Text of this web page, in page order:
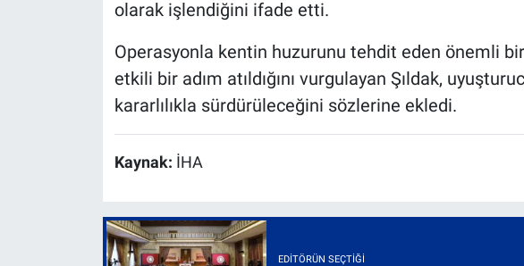
olarak işlendiğini ifade etti.
Operasyonla kentin huzurunu tehdit eden önemli
etkili bir adım atıldığını vurgulayan Şıldak,
kararlılıkla sürdürüleceğini sözlerine ekledi.
Kaynak: İHA
EDITÖRÜN SEÇTIĞI